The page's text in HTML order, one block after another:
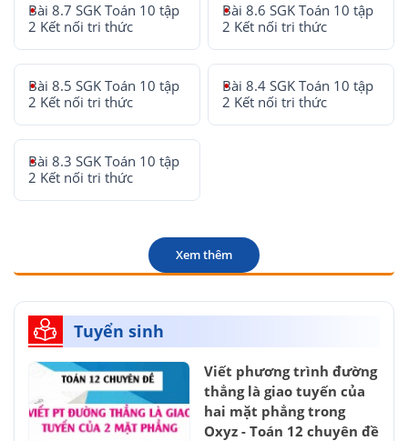
Bài 8.7 SGK Toán 10 tập
2 Kết nối tri thức
Bài 8.6 SGK Toán 10 tập
2 Kết nối tri thức
Bài 8.5 SGK Toán 10 tập
2 Kết nối tri thức
Bài 8.4 SGK Toán 10 tập
2 Kết nối tri thức
Bài 8.3 SGK Toán 10 tập
2 Kết nối tri thức
Xem thêm
Tuyển sinh
Viết phương trình đường
thẳng là giao tuyến của
hai mặt phẳng trong
Oxyz - Toán 12 chuyên đề